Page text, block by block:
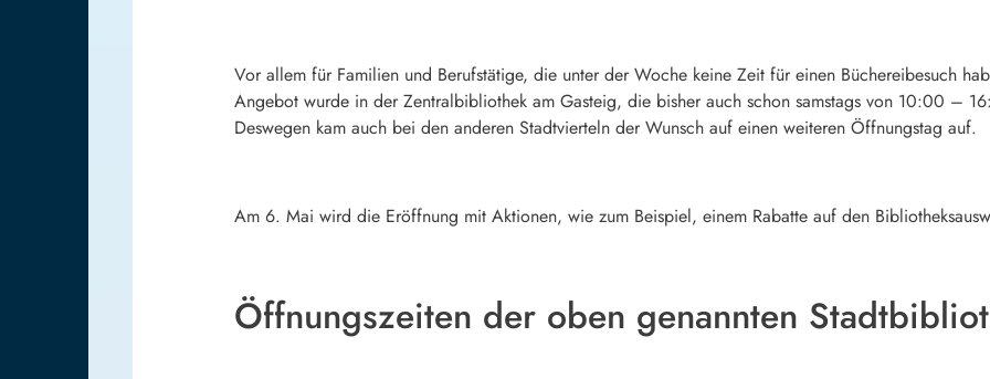
Vor allem für Familien und Berufstätige, die unter der Woche keine Zeit für einen Büchereibesuch
Angebot wurde in der Zentralbibliothek am Gasteig, die bisher auch schon samstags von 10:00 –
Deswegen kam auch bei den anderen Stadtvierteln der Wunsch auf einen weiteren Öffnungstag auf.
Am 6. Mai wird die Eröffnung mit Aktionen, wie zum Beispiel, einem Rabatte auf den
Öffnungszeiten der oben genannten